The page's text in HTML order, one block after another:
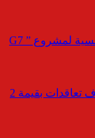
” marcon ” تقدم عروض سداد وأسعار تنافسية لمشروع ” G7
“ES” للمبانى الخضراء والمستدامة تستهدف تعاقدات بقيمة 2